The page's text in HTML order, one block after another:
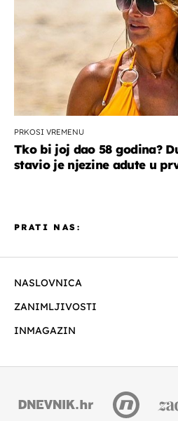
PRKOSI VREMENU
Tko bi joj dao 58 godina?
stavio je njezine adute u
NASLOVNICA
ZANIMLJIVOSTI
INMAGAZIN
PRATI NAS: